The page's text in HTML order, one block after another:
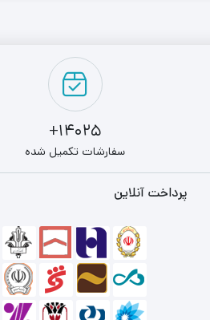
14025+
سفارشات تکمیل شده
پرداخت آنلاین